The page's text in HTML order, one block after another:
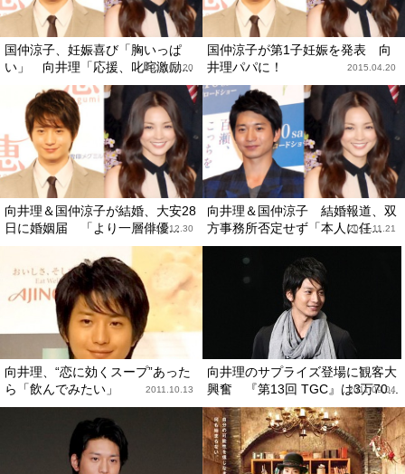
国仲涼子、妊娠喜び「胸いっぱ
い」 向井理「応援、叱咤激励...
2015.04.20
国仲涼子が第1子妊娠を発表 向
井理パパに！
2015.04.20
向井理＆国仲涼子が結婚、大安28
日に婚姻届 「より一層俳優...
2014.12.30
向井理＆国仲涼子 結婚報道、双
方事務所否定せず「本人に任...
2014.11.21
向井理、“恋に効くスープ”あった
ら「飲んでみたい」
2011.10.13
向井理のサプライズ登場に観客大
興奮 『第13回 TGC』は3万70...
2011.09.04